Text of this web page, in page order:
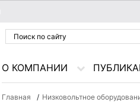
О КОМПАНИИ
Главная / Низковольтное